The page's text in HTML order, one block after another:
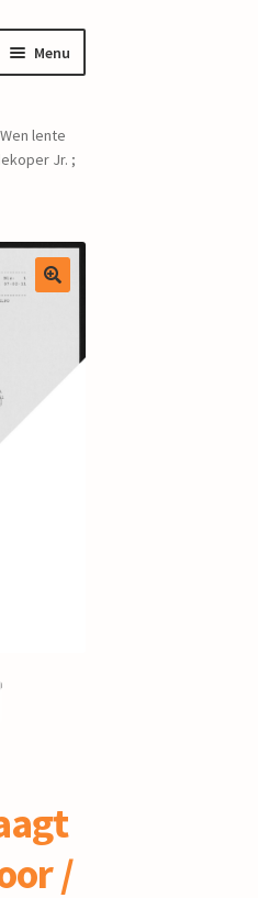
Menu
Submenu
uitvouwen
Wen lente
Jr. ;
/